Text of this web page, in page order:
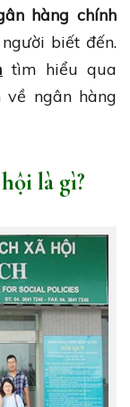
hàng chính
biết đến.
tìm hiểu qua
ngân hàng
là gì?